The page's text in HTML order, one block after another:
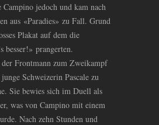
jedoch und kam nach
aus «Paradies» zu Fall. Grund
Plakat auf dem die
besser!» prangerten.
Frontmann zum Zweikampf
Schweizerin Pascale zu
Sie bewies sich im Duell als
was von Campino mit einem
Nach zehn Stunden und